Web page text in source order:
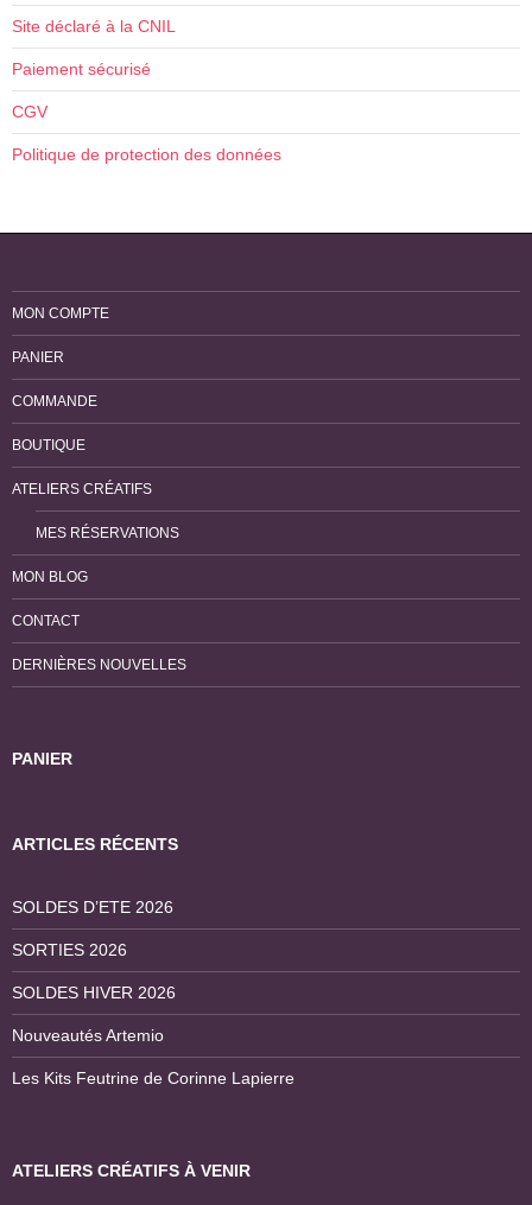
Site déclaré à la CNIL
Paiement sécurisé
CGV
Politique de protection des données
MON COMPTE
PANIER
COMMANDE
BOUTIQUE
ATELIERS CRÉATIFS
MES RÉSERVATIONS
MON BLOG
CONTACT
DERNIÈRES NOUVELLES
PANIER
ARTICLES RÉCENTS
SOLDES D’ETE 2026
SORTIES 2026
SOLDES HIVER 2026
Nouveautés Artemio
Les Kits Feutrine de Corinne Lapierre
ATELIERS CRÉATIFS À VENIR